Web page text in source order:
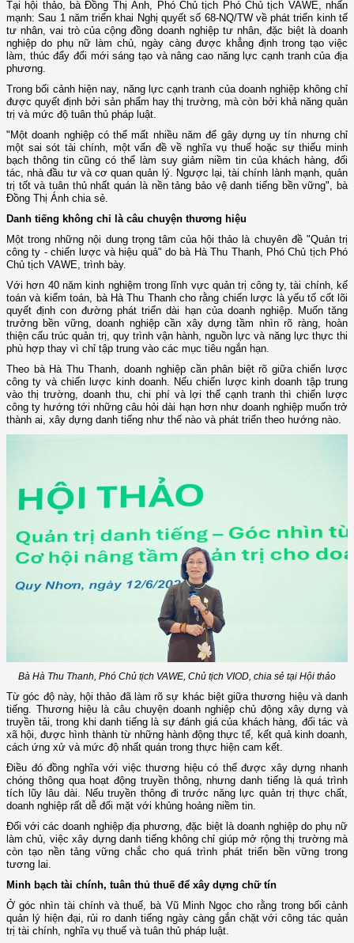
Tại hội thảo, bà Đồng Thị Ánh, Phó Chủ tịch Phó Chủ tịch VAWE, nhấn
mạnh: Sau 1 năm triển khai Nghị quyết số 68-NQ/TW về phát triển kinh tế
tư nhân, vai trò của cộng đồng doanh nghiệp tư nhân, đặc biệt là doanh
nghiệp do phụ nữ làm chủ, ngày càng được khẳng định trong tạo việc
làm, thúc đẩy đổi mới sáng tạo và nâng cao năng lực cạnh tranh của địa
phương.
Trong bối cảnh hiện nay, năng lực cạnh tranh của doanh nghiệp không chỉ
được quyết định bởi sản phẩm hay thị trường, mà còn bởi khả năng quản
trị và mức độ tuân thủ pháp luật.
"Một doanh nghiệp có thể mất nhiều năm để gây dựng uy tín nhưng chỉ
một sai sót tài chính, một vấn đề về nghĩa vụ thuế hoặc sự thiếu minh
bạch thông tin cũng có thể làm suy giảm niềm tin của khách hàng, đối
tác, nhà đầu tư và cơ quan quản lý. Ngược lại, tài chính lành mạnh, quản
trị tốt và tuân thủ nhất quán là nền tảng bảo vệ danh tiếng bền vững", bà
Đồng Thị Ánh chia sẻ.
Danh tiếng không chỉ là câu chuyện thương hiệu
Một trong những nội dung trọng tâm của hội thảo là chuyên đề "Quản trị
công ty - chiến lược và hiệu quả" do bà Hà Thu Thanh, Phó Chủ tịch Phó
Chủ tịch VAWE, trình bày.
Với hơn 40 năm kinh nghiệm trong lĩnh vực quản trị công ty, tài chính, kế
toán và kiểm toán, bà Hà Thu Thanh cho rằng chiến lược là yếu tố cốt lõi
quyết định con đường phát triển dài hạn của doanh nghiệp. Muốn tăng
trưởng bền vững, doanh nghiệp cần xây dựng tầm nhìn rõ ràng, hoàn
thiện cấu trúc quản trị, quy trình vận hành, nguồn lực và năng lực thực thi
phù hợp thay vì chỉ tập trung vào các mục tiêu ngắn hạn.
Theo bà Hà Thu Thanh, doanh nghiệp cần phân biệt rõ giữa chiến lược
công ty và chiến lược kinh doanh. Nếu chiến lược kinh doanh tập trung
vào thị trường, doanh thu, chi phí và lợi thế cạnh tranh thì chiến lược
công ty hướng tới những câu hỏi dài hạn hơn như doanh nghiệp muốn trở
thành ai, xây dựng danh tiếng như thế nào và phát triển theo hướng nào.
Bà Hà Thu Thanh, Phó Chủ tịch VAWE, Chủ tịch VIOD, chia sẻ tại Hội thảo
Từ góc độ này, hội thảo đã làm rõ sự khác biệt giữa thương hiệu và danh
tiếng. Thương hiệu là câu chuyện doanh nghiệp chủ động xây dựng và
truyền tải, trong khi danh tiếng là sự đánh giá của khách hàng, đối tác và
xã hội, được hình thành từ những hành động thực tế, kết quả kinh doanh,
cách ứng xử và mức độ nhất quán trong thực hiện cam kết.
Điều đó đồng nghĩa với việc thương hiệu có thể được xây dựng nhanh
chóng thông qua hoạt động truyền thông, nhưng danh tiếng là quá trình
tích lũy lâu dài. Nếu truyền thông đi trước năng lực quản trị thực chất,
doanh nghiệp rất dễ đối mặt với khủng hoảng niềm tin.
Đối với các doanh nghiệp địa phương, đặc biệt là doanh nghiệp do phụ nữ
làm chủ, việc xây dựng danh tiếng không chỉ giúp mở rộng thị trường mà
còn tạo nền tảng vững chắc cho quá trình phát triển bền vững trong
tương lai.
Minh bạch tài chính, tuân thủ thuế để xây dựng chữ tín
Ở góc nhìn tài chính và thuế, bà Vũ Minh Ngọc cho rằng trong bối cảnh
quản lý hiện đại, rủi ro danh tiếng ngày càng gắn chặt với công tác quản
trị tài chính, nghĩa vụ thuế và tuân thủ pháp luật.